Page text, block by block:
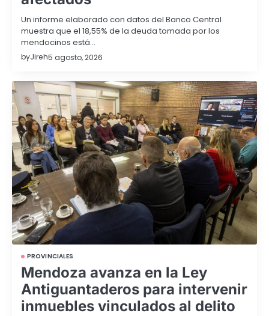
Un informe elaborado con datos del Banco Central
muestra que el 18,55% de la deuda tomada por los
mendocinos está…
byJireh5 agosto, 2026
PROVINCIALES
Mendoza avanza en la Ley
Antiguantaderos para intervenir
inmuebles vinculados al delito